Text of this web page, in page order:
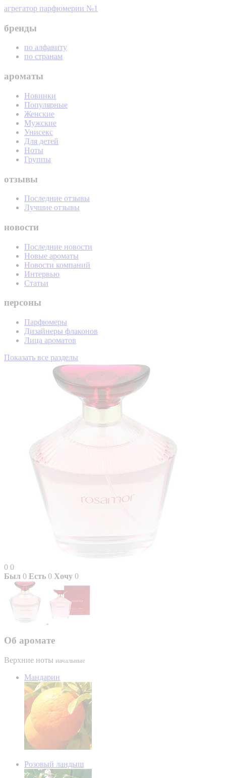
агрегатор парфюмерии №1
бренды
по алфавиту
по странам
ароматы
Новинки
Популярные
Женские
Мужские
Унисекс
Для детей
Ноты
Группы
отзывы
Последние отзывы
Лучшие отзывы
новости
Последние новости
Новые ароматы
Новости компаний
Интервью
Статьи
персоны
Парфюмеры
Дизайнеры флаконов
Лица ароматов
Показать все разделы
0 0
Был 0 Есть 0 Хочу 0
Об аромате
Верхние ноты начальные
Мандарин
Розовый ландыш